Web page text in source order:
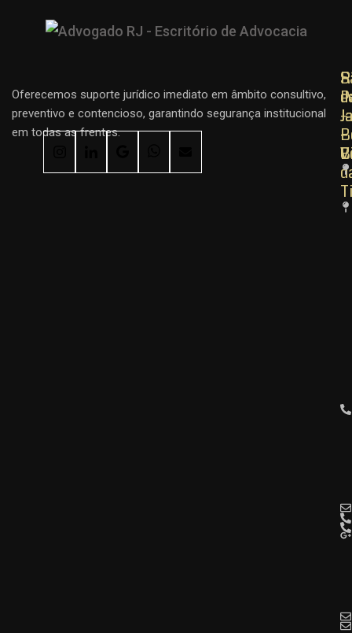
Oferecemos suporte jurídico imediato em âmbito consultivo,
preventivo e contencioso, garantindo segurança institucional
em todas as frentes.
–
–
–